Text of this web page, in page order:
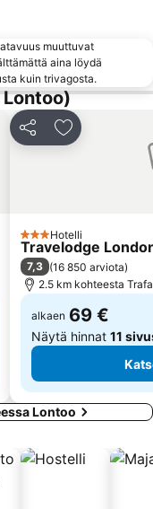
Stadium
Bridge
Bush
muuttuvat
aina löydä
kuin trivagosta.
Jaa Lisää
3 Tähtiluokitus
Hotelli
Travelodge
7,3 (16 850 arviota)
2.5 km kohteesta
alkaen 69 €
Näytä hinnat 11
Lontoo